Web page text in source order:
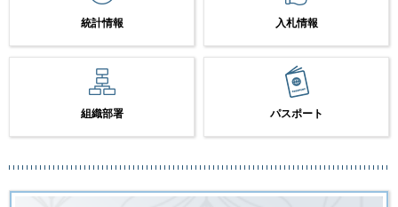
統計情報 入札情報
組織部署 パスポート